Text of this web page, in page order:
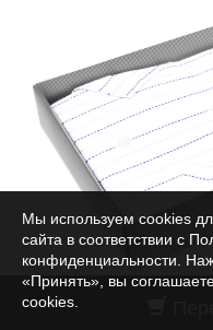
Мы используем cookies
сайта в соответствии с
конфиденциальности .
«Принять», вы
cookies.